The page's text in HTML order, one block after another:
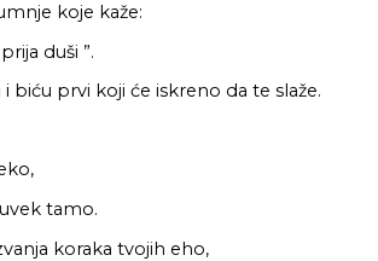
koje kaže:
duši ”.
biću prvi koji će iskreno da te slaže.
tamo.
koraka tvojih eho,